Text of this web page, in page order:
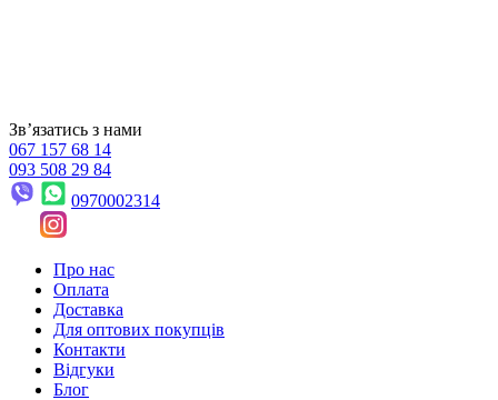
Звʼязатись з нами
067 157 68 14
093 508 29 84
0970002314
Про нас
Оплата
Доставка
Для оптових покупців
Контакти
Відгуки
Блог